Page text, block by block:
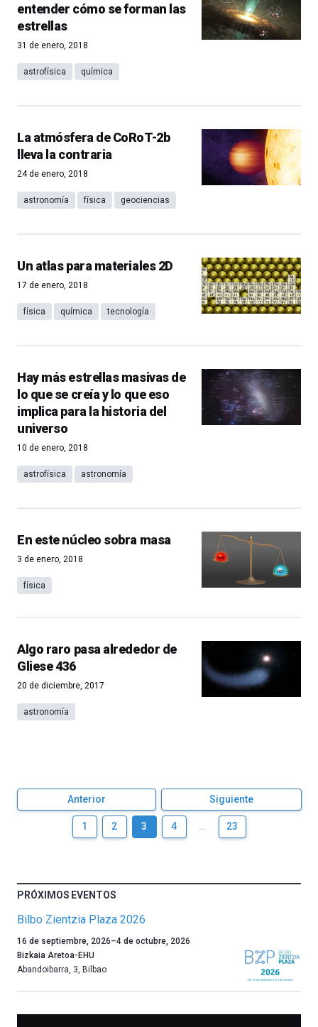
entender cómo se forman las
estrellas
31 de enero, 2018
astrofísica química
La atmósfera de CoRoT-2b
lleva la contraria
24 de enero, 2018
astronomía física geociencias
Un atlas para materiales 2D
17 de enero, 2018
física química tecnología
Hay más estrellas masivas de
lo que se creía y lo que eso
implica para la historia del
universo
10 de enero, 2018
astrofísica astronomía
En este núcleo sobra masa
3 de enero, 2018
física
Algo raro pasa alrededor de
Gliese 436
20 de diciembre, 2017
astronomía
Anterior Siguiente
1 2 3 4 … 23
PRÓXIMOS EVENTOS
Bilbo Zientzia Plaza 2026
Un
año
más,
16 de septiembre, 2026–4 de octubre, 2026
Bizkaia Aretoa-EHU
Abandoibarra, 3, Bilbao